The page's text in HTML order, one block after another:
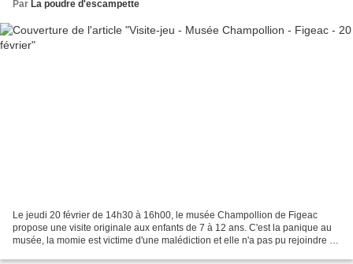
Par La poudre d'escampette
Le jeudi 20 février de 14h30 à 16h00, le musée Champollion de Figeac
propose une visite originale aux enfants de 7 à 12 ans. C'est la panique au
musée, la momie est victime d'une malédiction et elle n'a pas pu rejoindre le